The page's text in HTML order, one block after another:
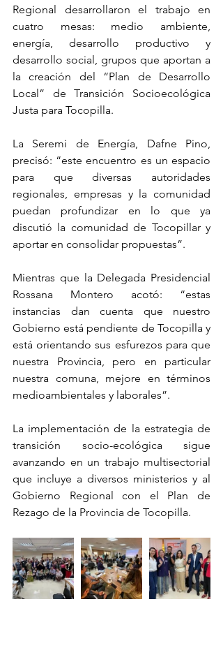
Regional desarrollaron el trabajo en
cuatro mesas: medio ambiente,
energía, desarrollo productivo y
desarrollo social, grupos que aportan a
la creación del “Plan de Desarrollo
Local” de Transición Socioecológica
Justa para Tocopilla.
La Seremi de Energía, Dafne Pino,
precisó: “este encuentro es un espacio
para que diversas autoridades
regionales, empresas y la comunidad
puedan profundizar en lo que ya
discutió la comunidad de Tocopillar y
aportar en consolidar propuestas”.
Mientras que la Delegada Presidencial
Rossana Montero acotó: “estas
instancias dan cuenta que nuestro
Gobierno está pendiente de Tocopilla y
está orientando sus esfurezos para que
nuestra Provincia, pero en particular
nuestra comuna, mejore en términos
medioambientales y laborales”.
La implementación de la estrategia de
transición socio-ecológica sigue
avanzando en un trabajo multisectorial
que incluye a diversos ministerios y al
Gobierno Regional con el Plan de
Rezago de la Provincia de Tocopilla.